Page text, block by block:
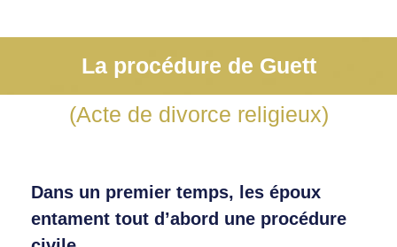
La procédure de Guett
(Acte de divorce religieux)
Dans un premier temps, les époux
entament tout d’abord une procédure